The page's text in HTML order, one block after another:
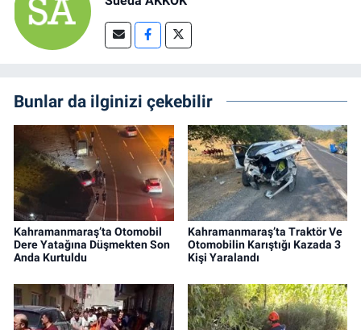
Bunlar da ilginizi çekebilir
Kahramanmaraş’ta Otomobil
Dere Yatağına Düşmekten Son
Anda Kurtuldu
Kahramanmaraş’ta Traktör Ve
Otomobilin Karıştığı Kazada 3
Kişi Yaralandı